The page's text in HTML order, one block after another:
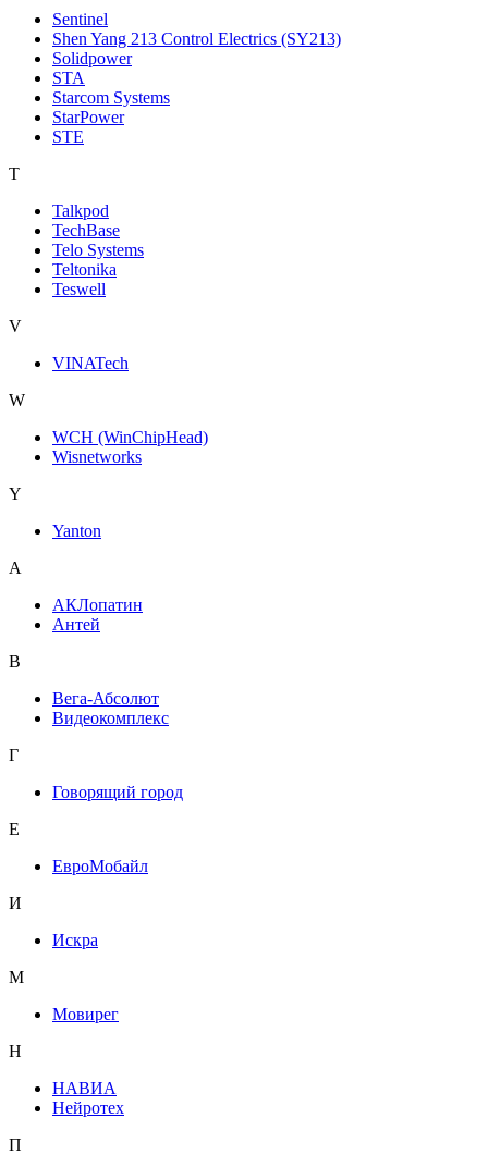
Sentinel
Shen Yang 213 Control Electrics (SY213)
Solidpower
STA
Starcom Systems
StarPower
STE
T
Talkpod
TechBase
Telo Systems
Teltonika
Teswell
V
VINATech
W
WCH (WinChipHead)
Wisnetworks
Y
Yanton
А
АКЛопатин
Антей
В
Вега-Абсолют
Видеокомплекс
Г
Говорящий город
Е
ЕвроМобайл
И
Искра
М
Мовирег
Н
НАВИА
Нейротех
П